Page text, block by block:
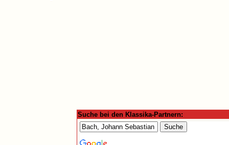
Suche bei den Klassika-Partnern: